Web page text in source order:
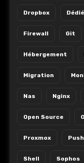
Dropbox Dédié
Firewall Git
Hébergement
Migration
Nas Nginx
Open Source
Proxmox Push
Shell Sophos